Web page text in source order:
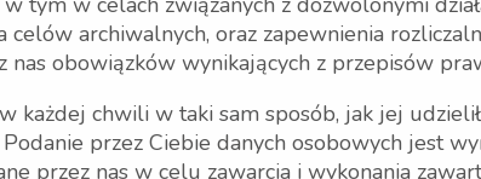
Obsługa transakcji
archiwalnych, oraz zapewnienia
nas obowiązków wynikających z przepisów
każdej chwili w taki sam sposób, jak jej
przez Ciebie danych osobowych jest
przez nas w celu zawarcia i wykonania